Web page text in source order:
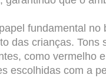
fundamental
das crianças.
como
escolhidas com a